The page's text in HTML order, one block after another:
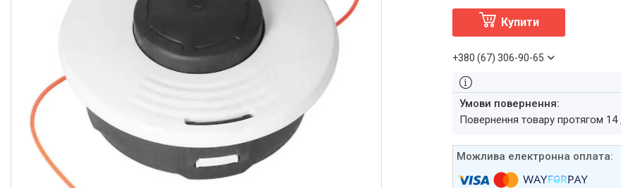
Дровоколи
Насоси водяні/мотопомпи
Повітродувки і садові
пилососи
Обприскувачі
Мотобури
Купити
+380 (67) 306-90-65
повернення товару протягом